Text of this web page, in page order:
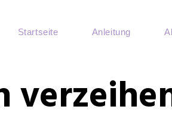
Startseite Anleitung